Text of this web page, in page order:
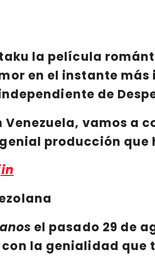
la película
en el instante
de
Venezuela, vamos a
genial producción que
el pasado 29 de
con la genialidad que